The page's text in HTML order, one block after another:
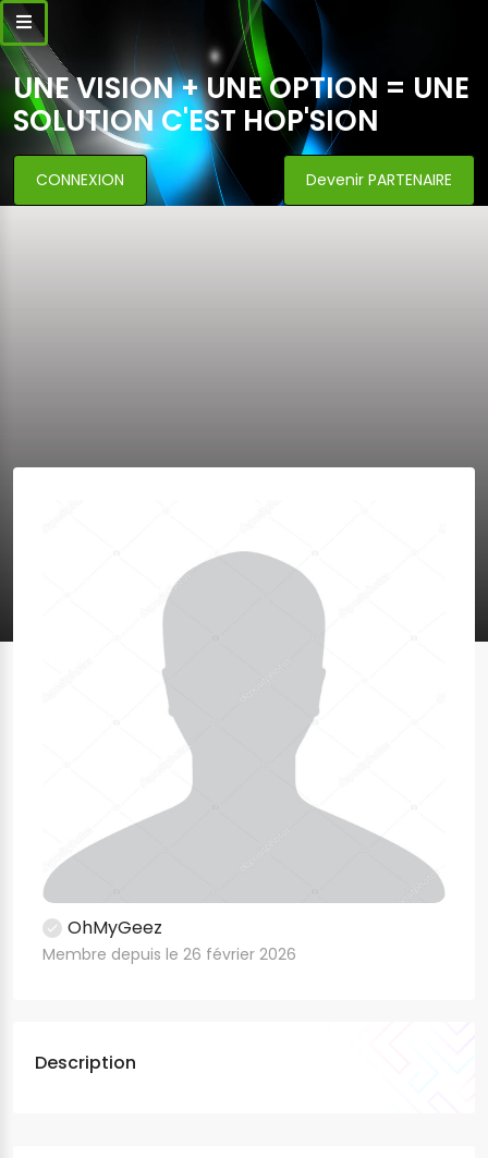
UNE VISION + UNE OPTION = UNE
SOLUTION C'EST HOP'SION
CONNEXION Devenir PARTENAIRE
OhMyGeez
Membre depuis le 26 février 2026
Description